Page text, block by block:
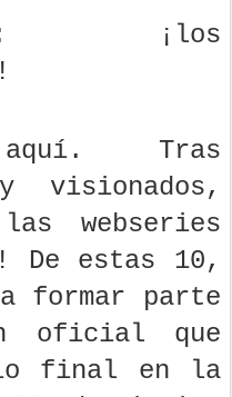
¡los
Tras
visionados,
webseries
De estas 10,
formar parte
oficial que
final en la